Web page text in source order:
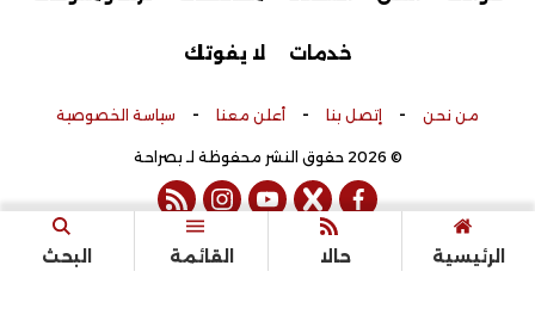
الرئيسية حالا القائمة البحث
خدمات لا يفوتك
من نحن - إتصل بنا - أعلن معنا - سياسة الخصوصية
© 2026 حقوق النشر محفوظة لـ بصراحة
facebook
twitter
youtube
instagram
rss feed
تم التطوير بواسطة